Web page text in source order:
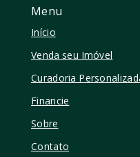
Menu
Início
Venda seu Imóvel
Curadoria
Financie
Sobre
Contato